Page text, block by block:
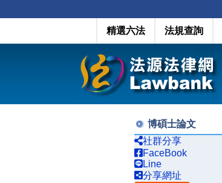
精選六法 法規查詢
博碩士論文
社群分享
FaceBook
Line
分享網址